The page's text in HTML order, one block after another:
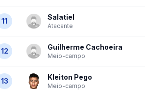
11 Salatiel
Atacante
12 Guilherme Cachoeira
Meio-campo
13 Kleiton Pego
Meio-campo